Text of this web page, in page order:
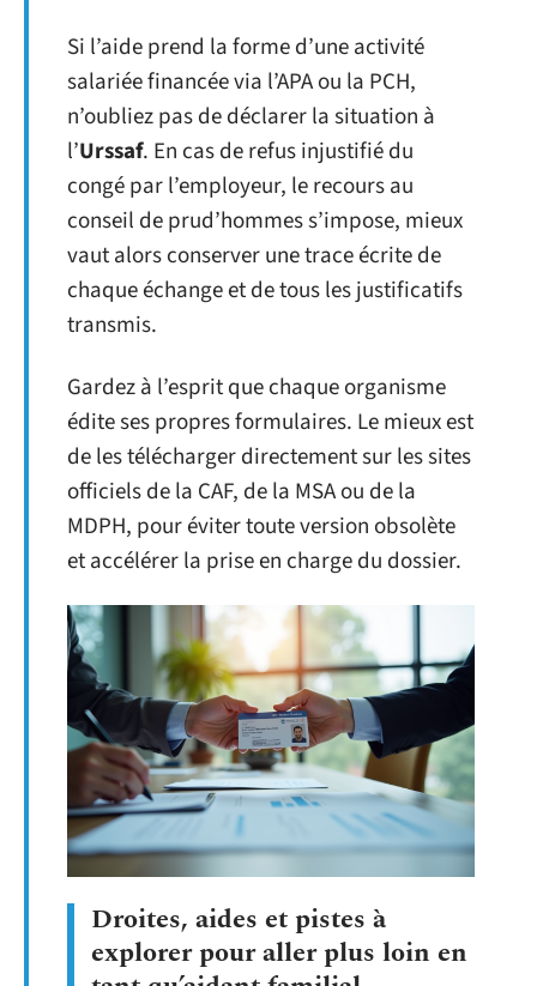
Si l’aide prend la forme d’une activité
salariée financée via l’APA ou la PCH,
n’oubliez pas de déclarer la situation à
l’Urssaf. En cas de refus injustifié du
congé par l’employeur, le recours au
conseil de prud’hommes s’impose, mieux
vaut alors conserver une trace écrite de
chaque échange et de tous les justificatifs
transmis.
Gardez à l’esprit que chaque organisme
édite ses propres formulaires. Le mieux est
de les télécharger directement sur les sites
officiels de la CAF, de la MSA ou de la
MDPH, pour éviter toute version obsolète
et accélérer la prise en charge du dossier.
Droites, aides et pistes à
explorer pour aller plus loin en